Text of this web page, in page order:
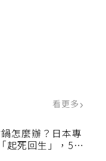
看更多
怎麼辦？日本專
起死回生」，5情